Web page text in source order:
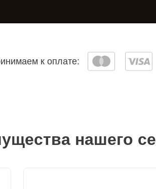
к оплате:
нашего